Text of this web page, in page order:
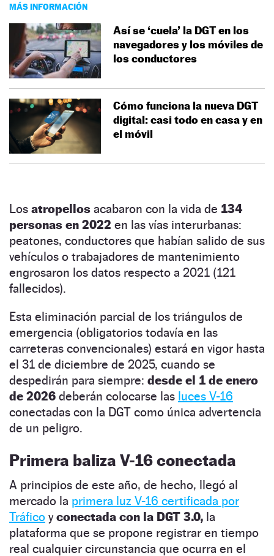
MÁS INFORMACIÓN
Así se ‘cuela’ la DGT en los
navegadores y los móviles de
los conductores
Cómo funciona la nueva DGT
digital: casi todo en casa y en
el móvil
Los atropellos acabaron con la vida de 134
personas en 2022 en las vías interurbanas:
peatones, conductores que habían salido de sus
vehículos o trabajadores de mantenimiento
engrosaron los datos respecto a 2021 (121
fallecidos).
Esta eliminación parcial de los triángulos de
emergencia (obligatorios todavía en las
carreteras convencionales) estará en vigor hasta
el 31 de diciembre de 2025, cuando se
despedirán para siempre: desde el 1 de enero
de 2026 deberán colocarse las luces V-16
conectadas con la DGT como única advertencia
de un peligro.
Primera baliza V-16 conectada
A principios de este año, de hecho, llegó al
mercado la primera luz V-16 certificada por
Tráfico yconectada con la DGT 3.0, la
plataforma que se propone registrar en tiempo
real cualquier circunstancia que ocurra en el